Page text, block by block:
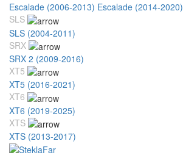
Escalade (2006-2013) Escalade (2014-2020)
SLS
SLS (2004-2011)
SRX
SRX 2 (2009-2016)
XT5
XT5 (2016-2021)
XT6
XT6 (2019-2025)
XTS
XTS (2013-2017)